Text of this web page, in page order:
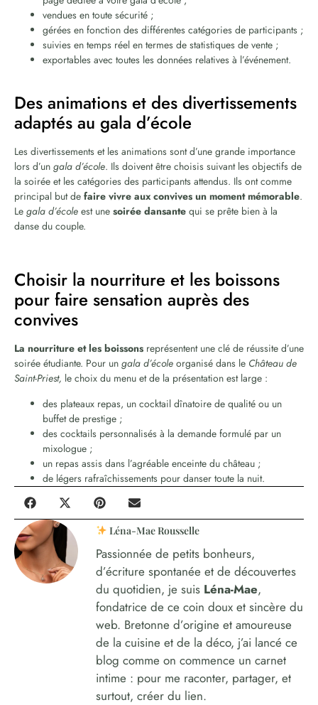
vendues en toute sécurité ;
gérées en fonction des différentes catégories de participants ;
suivies en temps réel en termes de statistiques de vente ;
exportables avec toutes les données relatives à l’événement.
Des animations et des divertissements
adaptés au gala d’école
Les divertissements et les animations sont d’une grande importance
lors d’un gala d’école. Ils doivent être choisis suivant les objectifs de
la soirée et les catégories des participants attendus. Ils ont comme
principal but de faire vivre aux convives un moment mémorable.
Le gala d’école est une soirée dansante qui se prête bien à la
danse du couple.
Choisir la nourriture et les boissons
pour faire sensation auprès des
convives
La nourriture et les boissons représentent une clé de réussite d’une
soirée étudiante. Pour un gala d’école organisé dans le Château de
Saint-Priest, le choix du menu et de la présentation est large :
des plateaux repas, un cocktail dînatoire de qualité ou un
buffet de prestige ;
des cocktails personnalisés à la demande formulé par un
mixologue ;
un repas assis dans l’agréable enceinte du château ;
de légers rafraîchissements pour danser toute la nuit.
Léna-Mae Rousselle
Passionnée de petits bonheurs,
d’écriture spontanée et de découvertes
du quotidien, je suis Léna-Mae,
fondatrice de ce coin doux et sincère du
web. Bretonne d’origine et amoureuse
de la cuisine et de la déco, j’ai lancé ce
blog comme on commence un carnet
intime : pour me raconter, partager, et
surtout, créer du lien.